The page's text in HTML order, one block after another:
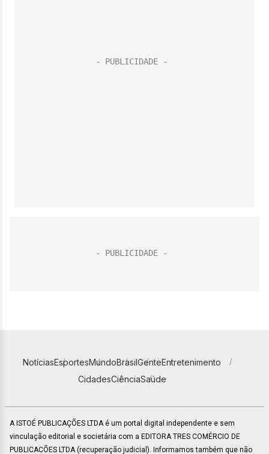
NotíciasEsportesMundoBrasilGenteEntretenimento
CidadesCiênciaSaúde
A ISTOÉ PUBLICAÇÕES LTDA é um portal digital independente e sem
vinculação editorial e societária com a EDITORA TRES COMÉRCIO DE
PUBLICACÕES LTDA (recuperação judicial). Informamos também que não